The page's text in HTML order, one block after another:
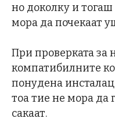
но доколку и
мора да почекаат
При проверката за
компатибилните
понудена
тоа тие не мора да
сакаат.